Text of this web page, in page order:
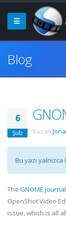
Blog
6
Şub Yazan
Bu yazı
The GNOME Journal
OpenShot Video
issue, which is all